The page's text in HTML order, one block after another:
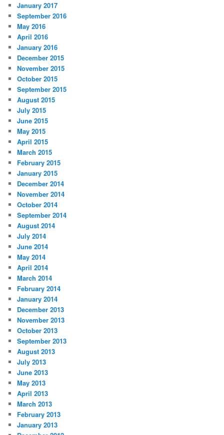
January 2017
September 2016
May 2016
April 2016
January 2016
December 2015
November 2015
October 2015
September 2015
August 2015
July 2015
June 2015
May 2015
April 2015
March 2015
February 2015
January 2015
December 2014
November 2014
October 2014
September 2014
August 2014
July 2014
June 2014
May 2014
April 2014
March 2014
February 2014
January 2014
December 2013
November 2013
October 2013
September 2013
August 2013
July 2013
June 2013
May 2013
April 2013
March 2013
February 2013
January 2013